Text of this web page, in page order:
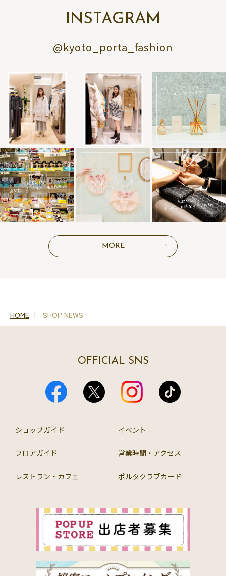
INSTAGRAM
@kyoto_porta_fashion
MORE
HOME SHOP NEWS
OFFICIAL SNS
ショップガイド イベント
フロアガイド 営業時間・アクセス
レストラン・カフェ ポルタクラブカード